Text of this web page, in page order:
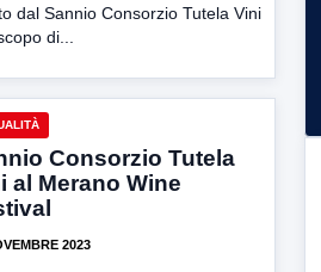
dal Sannio Consorzio Tutela Vini
di...
Consorzio Tutela
al Merano Wine
2023